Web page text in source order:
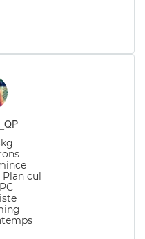
Plan cul